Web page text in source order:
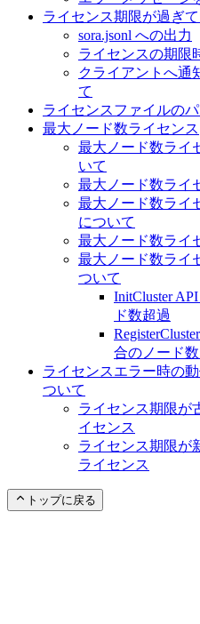
ライセンス期限が過ぎ
sora.jsonl への出力
ライセンスの期限
クライアントへ通
て
ライセンスファイルの
最大ノード数ライセンス
最大ノード数ライ
いて
最大ノード数ライ
最大ノード数ライ
について
最大ノード数ライ
最大ノード数ライ
ついて
InitCluster
ド数超過
合のノード
ライセンスエラー時の
ついて
ライセンス期限が
イセンス
ライセンス期限が
ライセンス
トップに戻る